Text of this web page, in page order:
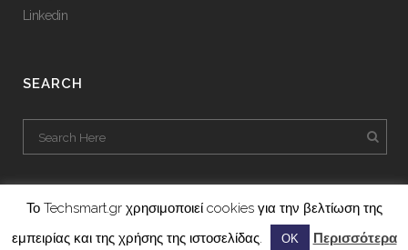
Linkedin
SEARCH
A project by
Το Techsmart.gr χρησιμοποιεί cookies για την βελτίωση της
εμπειρίας και της χρήσης της ιστοσελίδας.
ΟΚ Περισσότερα